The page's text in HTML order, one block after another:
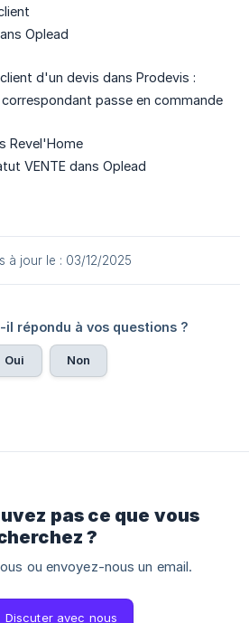
Oplead
d'un devis dans Prodevis :
correspondant passe en commande
Revel'Home
VENTE dans Oplead
à jour le : 03/12/2025
répondu à vos questions ?
Oui Non
pas ce que vous
?
ou envoyez-nous un email.
Discuter avec nous